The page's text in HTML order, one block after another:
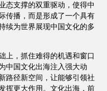
态支撑的双重驱动，使得中
传播，而是形成了一个具有
续为世界展现中国文化的多
上，抓住难得的机遇和窗口
中国文化出海注入强大动
路径新空间，让能够引领社
挥更大作用。文化出海，前